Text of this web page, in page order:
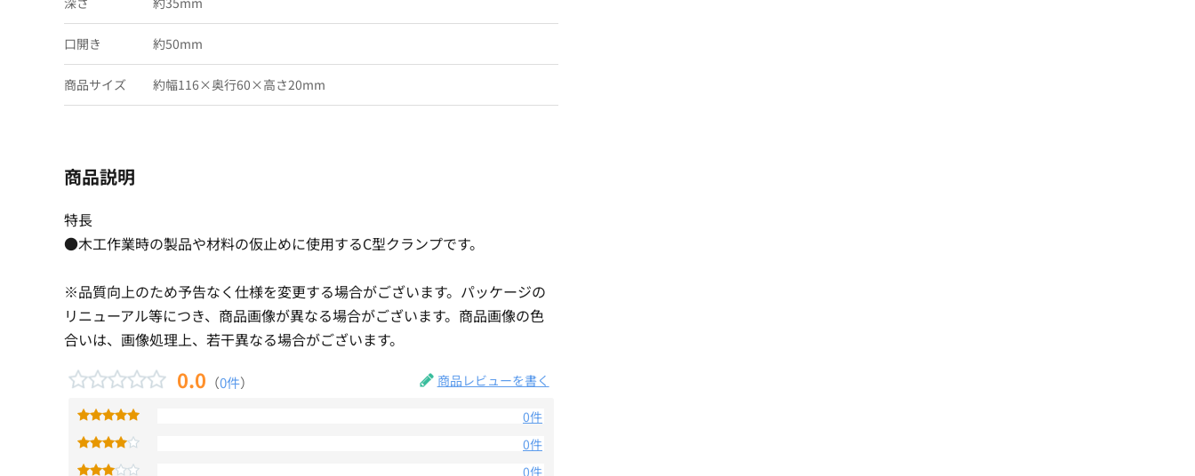
口開き 約50mm
商品サイズ 約幅116×奥行60×高さ20mm
商品説明
特長
●木工作業時の製品や材料の仮止めに使用するC型クランプです。
※品質向上のため予告なく仕様を変更する場合がございます。パッケージの
リニューアル等につき、商品画像が異なる場合がございます。商品画像の色
合いは、画像処理上、若干異なる場合がございます。
0.0 （0件） 商品レビューを書く
0件
0件
0件